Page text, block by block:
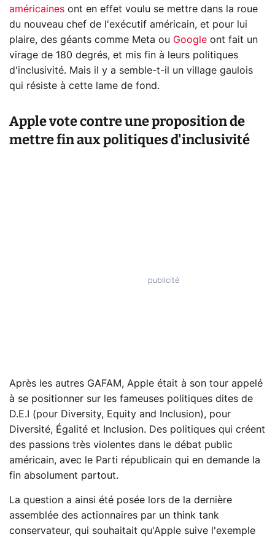
américaines ont en effet voulu se mettre dans la roue
du nouveau chef de l'exécutif américain, et pour lui
plaire, des géants comme Meta ou Google ont fait un
virage de 180 degrés, et mis fin à leurs politiques
d'inclusivité. Mais il y a semble-t-il un village gaulois
qui résiste à cette lame de fond.
Apple vote contre une proposition de
mettre fin aux politiques d'inclusivité
Après les autres GAFAM, Apple était à son tour appelé
à se positionner sur les fameuses politiques dites de
D.E.I (pour Diversity, Equity and Inclusion), pour
Diversité, Égalité et Inclusion. Des politiques qui créent
des passions très violentes dans le débat public
américain, avec le Parti républicain qui en demande la
fin absolument partout.
La question a ainsi été posée lors de la dernière
assemblée des actionnaires par un think tank
conservateur, qui souhaitait qu'Apple suive l'exemple